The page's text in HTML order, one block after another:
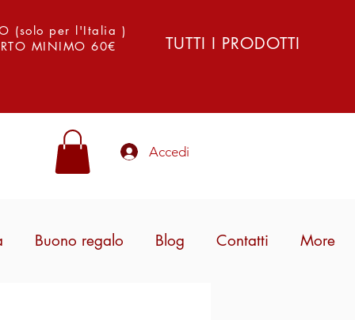
(solo per l'Italia )
MINIMO 60€
TUTTI I PRODOTTI
Accedi
Buono regalo Blog Contatti More